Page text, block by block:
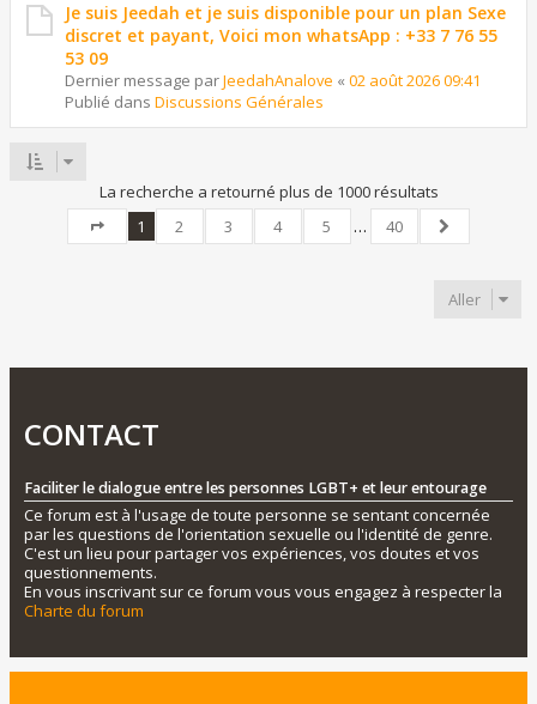
Je suis Jeedah et je suis disponible pour un plan Sexe
discret et payant, Voici mon whatsApp : +33 7 76 55
53 09
Dernier message parJeedahAnalove « 02 août 2026 09:41
Publié dans Discussions Générales
La recherche a retourné plus de 1000 résultats
Page sur40
1 2 3 4 5 …
40
Suivant
Aller
CONTACT
Faciliter le dialogue entre les personnes LGBT+ et leur entourage
Ce forum est à l'usage de toute personne se sentant concernée
par les questions de l'orientation sexuelle ou l'identité de genre.
C'est un lieu pour partager vos expériences, vos doutes et vos
questionnements.
En vous inscrivant sur ce forum vous vous engagez à respecter la
Charte du forum